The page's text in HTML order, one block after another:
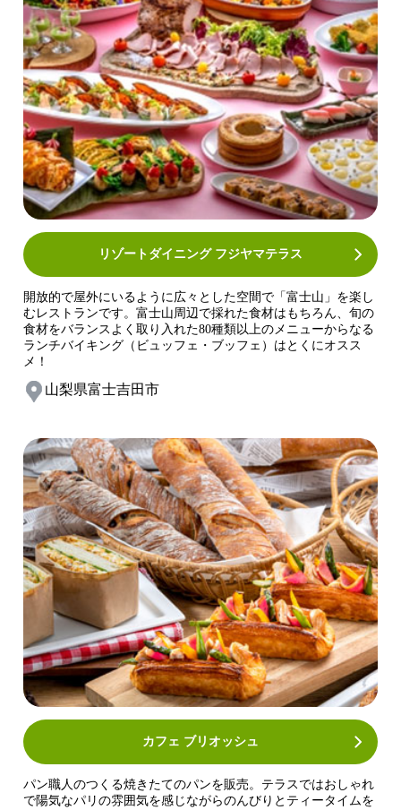
リゾートダイニング フジヤマテラス
開放的で屋外にいるように広々とした空間で「富士山」を楽し
むレストランです。富士山周辺で採れた食材はもちろん、旬の
食材をバランスよく取り入れた80種類以上のメニューからなる
ランチバイキング（ビュッフェ・ブッフェ）はとくにオスス
メ！
山梨県富士吉田市
カフェ ブリオッシュ
パン職人のつくる焼きたてのパンを販売。テラスではおしゃれ
で陽気なパリの雰囲気を感じながらのんびりとティータイムを